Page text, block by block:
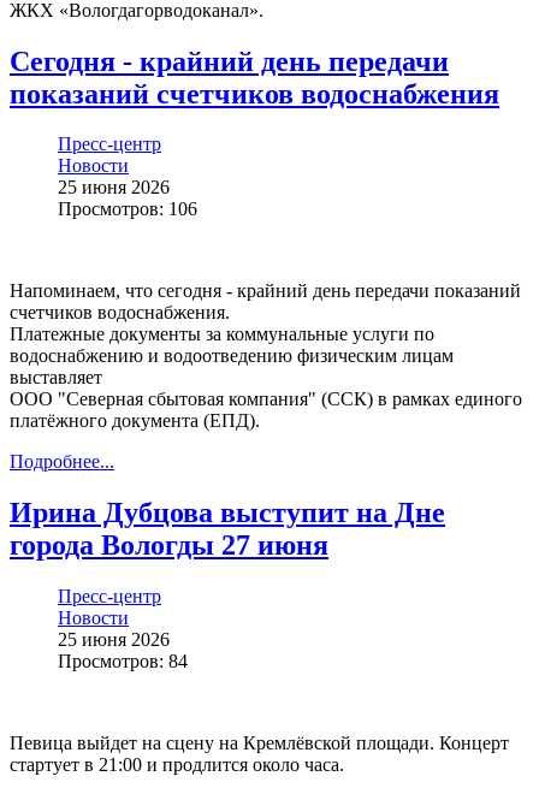
ЖКХ «Вологдагорводоканал».
Сегодня - крайний день передачи
показаний счетчиков водоснабжения
Пресс-центр
Новости
25 июня 2026
Просмотров: 106
️Напоминаем, что сегодня - крайний день передачи показаний
счетчиков водоснабжения.
Платежные документы за коммунальные услуги по
водоснабжению и водоотведению физическим лицам
выставляет
ООО "Северная сбытовая компания" (ССК) в рамках единого
платёжного документа (ЕПД).
Подробнее...
Ирина Дубцова выступит на Дне
города Вологды 27 июня
Пресс-центр
Новости
25 июня 2026
Просмотров: 84
Певица выйдет на сцену на Кремлёвской площади. Концерт
стартует в 21:00 и продлится около часа.